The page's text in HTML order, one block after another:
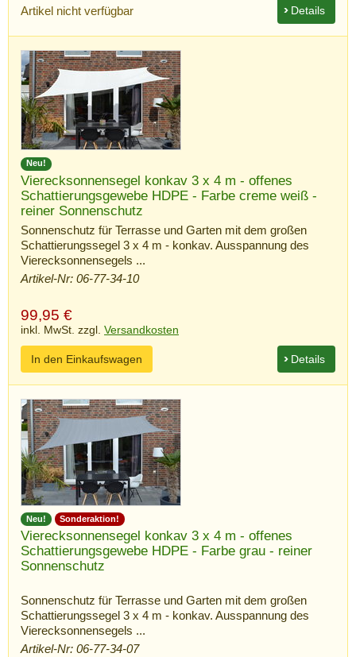
Details
Artikel nicht verfügbar
Neu!
Vierecksonnensegel konkav 3 x 4 m - offenes
Schattierungsgewebe HDPE - Farbe creme weiß -
reiner Sonnenschutz
Sonnenschutz für Terrasse und Garten mit dem großen
Schattierungssegel 3 x 4 m - konkav. Ausspannung des
Vierecksonnensegels ...
Artikel-Nr: 06-77-34-10
99,95 €
inkl. MwSt. zzgl. Versandkosten
Details
In den Einkaufswagen
Neu! Sonderaktion!
Vierecksonnensegel konkav 3 x 4 m - offenes
Schattierungsgewebe HDPE - Farbe grau - reiner
Sonnenschutz
Sonnenschutz für Terrasse und Garten mit dem großen
Schattierungssegel 3 x 4 m - konkav. Ausspannung des
Vierecksonnensegels ...
Artikel-Nr: 06-77-34-07